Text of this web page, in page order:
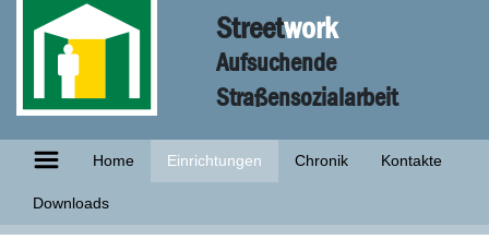
Streetwork
Aufsuchende
Straßensozialarbeit
Home Einrichtungen Chronik Kontakte
Downloads